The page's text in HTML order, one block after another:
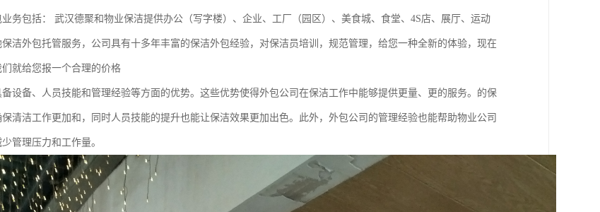
务包括： 武汉德聚和物业保洁提供办公（写字楼）、企业、工厂（园区）、美食城、食堂、4S店、展厅、运动
洁外包托管服务，公司具有十多年丰富的保洁外包经验，对保洁员培训，规范管理，给您一种全新的体验，现在
就给您报一个合理的价格
设备、人员技能和管理经验等方面的优势。这些优势使得外包公司在保洁工作中能够提供更量、更的服务。的保
清洁工作更加和，同时人员技能的提升也能让保洁效果更加出色。此外，外包公司的管理经验也能帮助物业公司
管理压力和工作量。